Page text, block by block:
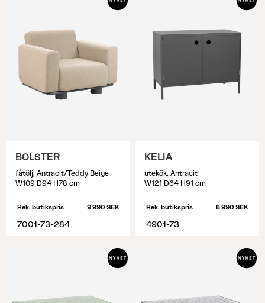
BOLSTER
fåtölj, Antracit/Teddy Beige
W109 D94 H78 cm
Rek. butikspris 9 990 SEK
7001-73-284
KELIA
utekök, Antracit
W121 D64 H91 cm
Rek. butikspris 8 990 SEK
4901-73